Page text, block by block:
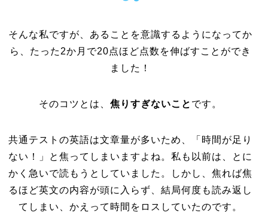
そんな私ですが、あることを意識するようになってか
ら、たった2か月で20点ほど点数を伸ばすことができ
ました！
そのコツとは、焦りすぎないこと です。
共通テストの英語は文章量が多いため、「時間が足り
ない！」と焦ってしまいますよね。私も以前は、とに
かく急いで読もうとしていました。しかし、焦れば焦
るほど英文の内容が頭に入らず、結局何度も読み返し
てしまい、かえって時間をロスしていたのです。